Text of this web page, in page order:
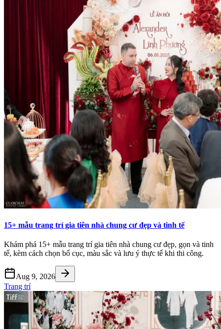
15+ mẫu trang trí gia tiên nhà chung cư đẹp và tinh tế
Khám phá 15+ mẫu trang trí gia tiên nhà chung cư đẹp, gọn và tinh
tế, kèm cách chọn bố cục, màu sắc và lưu ý thực tế khi thi công.
Aug 9, 2026
Trang trí